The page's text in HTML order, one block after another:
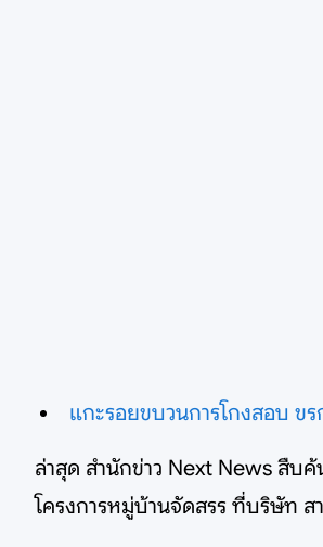
แกะรอยขบวนการโกงสอบ ข
ล่าสุด สำนักข่าว Next News สืบค้
โครงการหมู่บ้านจัดสรร ที่บริษัท ส